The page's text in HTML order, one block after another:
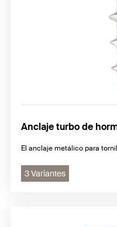
Anclaje turbo de
El anclaje metálico para
3 Variantes